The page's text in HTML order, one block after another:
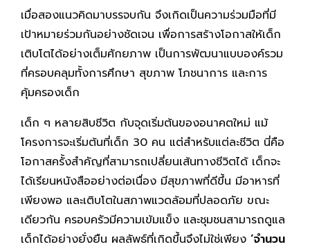
เมื่อสองแนวคิดมาบรรจบกัน จึงเกิดเป็นความร่วมมือที่มี
เป้าหมายร่วมกันอย่างชัดเจน เพื่อการสร้างโอกาสให้เด็ก
เติบโตได้อย่างเต็มศักยภาพ เป็นการพัฒนาแบบองค์รวม
ที่ครอบคลุมทั้งการศึกษา สุขภาพ โภชนาการ และการ
คุ้มครองเด็ก
เด็ก ๆ หลายสิบชีวิต กับจุดเริ่มต้นของอนาคตใหม่ แม้
โครงการจะเริ่มต้นที่เด็ก 30 คน แต่สำหรับแต่ละชีวิต นี่คือ
โอกาสครั้งสำคัญที่สามารถเปลี่ยนเส้นทางชีวิตได้ เด็กจะ
ได้เรียนหนังสืออย่างต่อเนื่อง มีสุขภาพที่ดีขึ้น มีอาหารที่
เพียงพอ และเติบโตในสภาพแวดล้อมที่ปลอดภัย ขณะ
เดียวกัน ครอบครัวมีความเข้มแข็ง และชุมชนสามารถดูแล
เด็กได้อย่างยั่งยืน ผลลัพธ์ที่เกิดขึ้นจึงไม่ใช่เพียง ‘จำนวน